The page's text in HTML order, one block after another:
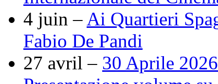
4 juin – Ai Quartieri
Fabio De Pandi
27 avril – 30 Aprile